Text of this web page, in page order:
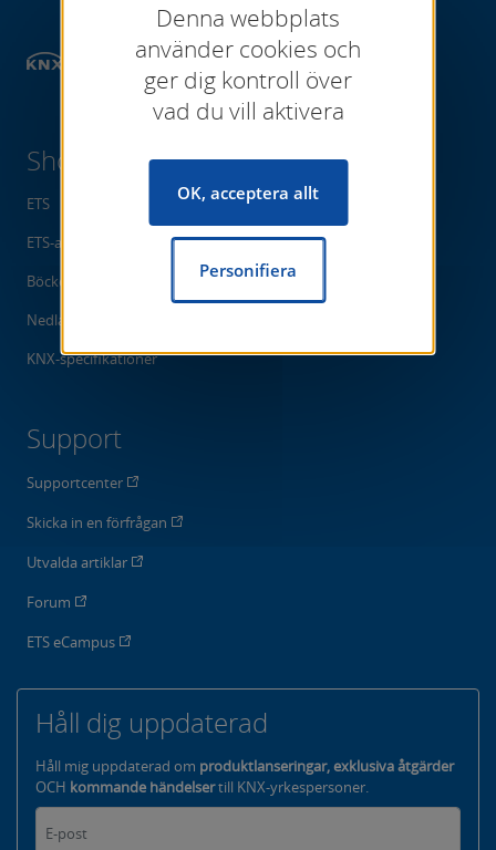
Books
Shop
ETS
ETS-appar
Böcker
Nedladdningar
KNX-specifikationer
Support
Supportcenter
Skicka in en förfrågan
Utvalda artiklar
Forum
ETS eCampus
Håll dig uppdaterad
Håll mig uppdaterad om produktlanseringar, exklusiva åtgärder
OCH kommande händelsertill KNX-yrkespersoner.
Denna webbplats
använder cookies och
ger dig kontroll över
vad du vill aktivera
OK, acceptera allt
Personifiera